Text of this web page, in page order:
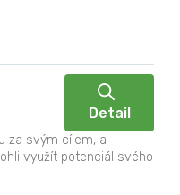
Detail
za svým cílem, a
využít potenciál svého